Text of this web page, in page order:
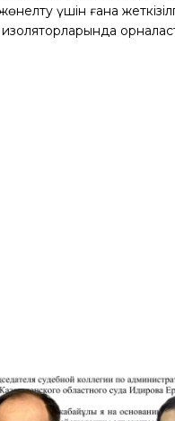
үшін ғана